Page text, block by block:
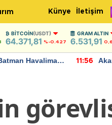
Künye İletişim
BITCOIN(USDT)
64.371,81 %-0.427
GRAM ALTIN
6.531,91
Havalimanı
11:56